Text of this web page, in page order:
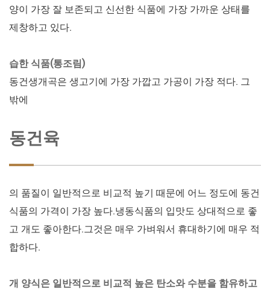
양이 가장 잘 보존되고 신선한 식품에 가장 가까운 상태를
제창하고 있다.
습한 식품(통조림)
동건생개곡은 생고기에 가장 가깝고 가공이 가장 적다. 그
밖에
동건육
의 품질이 일반적으로 비교적 높기 때문에 어느 정도에 동건
식품의 가격이 가장 높다.냉동식품의 입맛도 상대적으로 좋
고 개도 좋아한다.그것은 매우 가벼워서 휴대하기에 매우 적
합하다.
개 양식은 일반적으로 비교적 높은 탄소와 수분을 함유하고